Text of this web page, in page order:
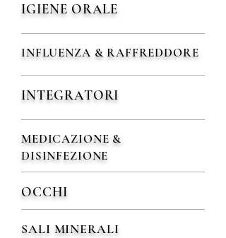
IGIENE ORALE
INFLUENZA & RAFFREDDORE
INTEGRATORI
MEDICAZIONE &
DISINFEZIONE
OCCHI
SALI MINERALI